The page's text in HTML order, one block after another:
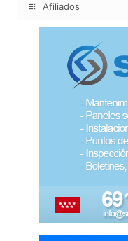
Afiliados